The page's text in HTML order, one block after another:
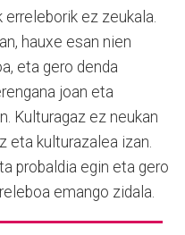
ez zeukala.
hauxe esan nien
eta gero denda
joan eta
Kulturagaz ez neukan
eta kulturazalea izan.
probaldia egin eta gero
emango zidala.